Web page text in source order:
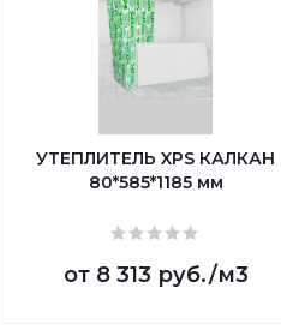
УТЕПЛИТЕЛЬ XPS КАЛКАН
80*585*1185 мм
от 8 313 руб./м3